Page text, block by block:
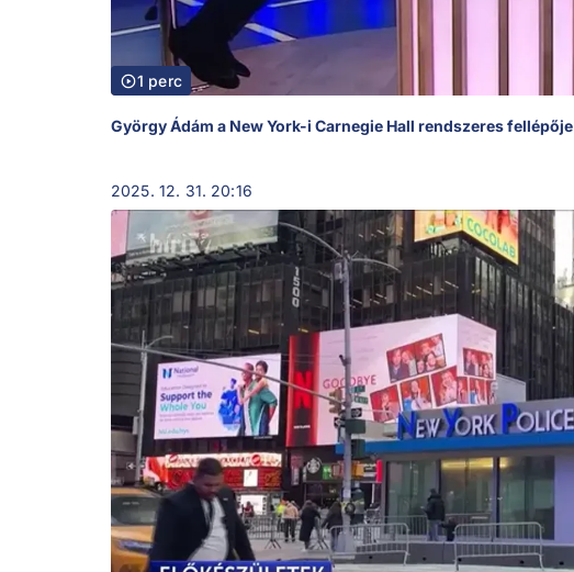
1 perc
György Ádám a New York-i Carnegie Hall rendszeres fellépője
2025. 12. 31. 20:16